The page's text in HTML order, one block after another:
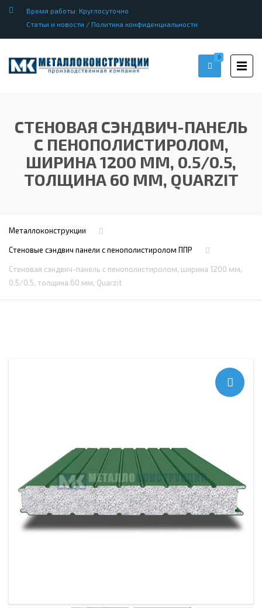
Время работы: Круглосуточно
Статьи и новости / Политика конфиденциальности
0
СТЕНОВАЯ СЭНДВИЧ-ПАНЕЛЬ
С ПЕНОПОЛИСТИРОЛОМ,
ШИРИНА 1200 ММ, 0.5/0.5,
ТОЛЩИНА 60 ММ, QUARZIT
Металлоконструкции
Стеновые сэндвич панели с пенополистиролом ППР
Стеновая сэндвич-панель с пенополистиролом, ширина 1200 мм,
0.5/0.5, толщина 60 мм, Quarzit